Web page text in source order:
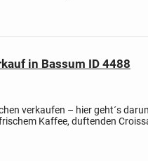
in Bassum ID 4488
verkaufen – hier geht´s
Kaffee, duftenden